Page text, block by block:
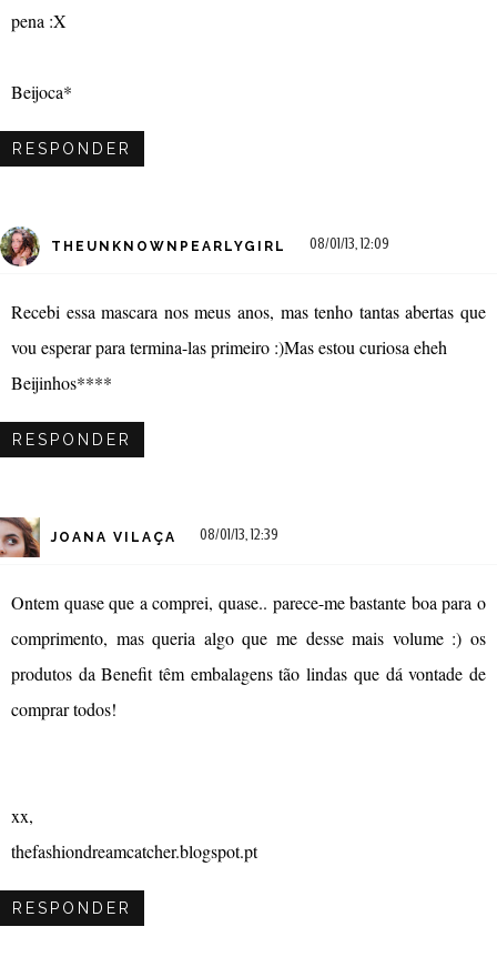
pena :X
Beijoca*
RESPONDER
THEUNKNOWNPEARLYGIRL 08/01/13, 12:09
Recebi essa mascara nos meus anos, mas tenho tantas abertas que
vou esperar para termina-las primeiro :)Mas estou curiosa eheh
Beijinhos****
RESPONDER
JOANA VILAÇA 08/01/13, 12:39
Ontem quase que a comprei, quase.. parece-me bastante boa para o
comprimento, mas queria algo que me desse mais volume :) os
produtos da Benefit têm embalagens tão lindas que dá vontade de
comprar todos!
xx,
thefashiondreamcatcher.blogspot.pt
RESPONDER